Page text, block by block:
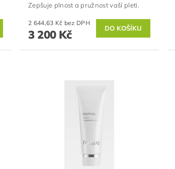
Zepšuje plnost a pružnost vaší pleti.
2 644,63 Kč bez DPH
3 200 Kč